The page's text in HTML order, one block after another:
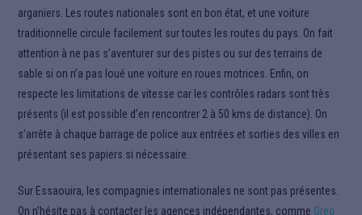
arganiers. Les routes nationales sont en bon état, et une voiture
traditionnelle circule facilement sur toutes les routes du pays. On fait
attention à ne pas s’aventurer sur des pistes ou sur des terrains de
sable si on n’a pas loué une voiture en roues motrices. Enfin, on
respecte les limitations de vitesse car les contrôles radars sont très
présents (il est possible d’en rencontrer 2 à 50 kms de distance). On
s’arrête à chaque barrage de police aux entrées et sorties des villes en
présentant ses papiers si nécessaire.
Sur Essaouira, les compagnies internationales ne sont pas présentes.
On n’hésite pas à contacter les agences indépendantes, comme Greg